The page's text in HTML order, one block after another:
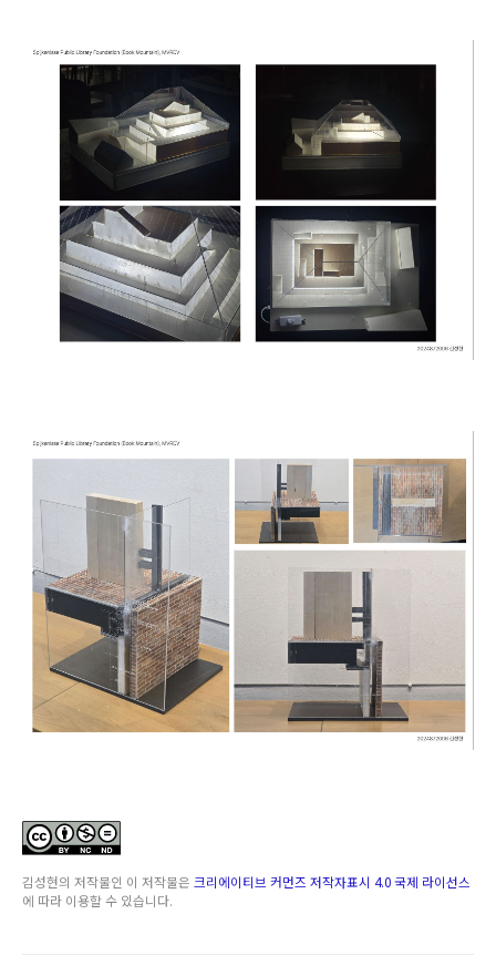
김성현의 저작물인 이 저작물은 크리에이티브 커먼즈 저작자표시 4.0 국제 라이선스
에 따라 이용할 수 있습니다.